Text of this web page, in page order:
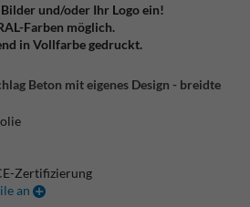
und/oder Ihr Logo ein!
Farben möglich.
in Vollfarbe gedruckt.
Beton mit eigenes Design - breidte
Zertifizierung
an